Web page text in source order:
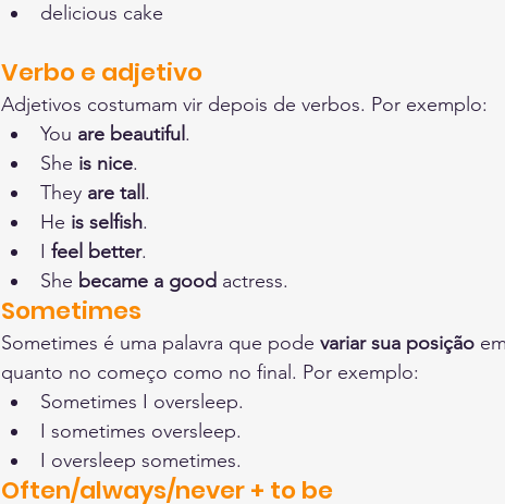
delicious cake
Verbo e adjetivo
Adjetivos costumam vir depois de verbos. Por exemplo:
You are beautiful .
She is nice.
They are tall .
He is selfish.
I feel better.
She became a good actress.
Sometimes
Sometimes é uma palavra que pode variar sua posição
quanto no começo como no final. Por exemplo:
Sometimes I oversleep.
I sometimes oversleep.
I oversleep sometimes.
Often/always/never + to be